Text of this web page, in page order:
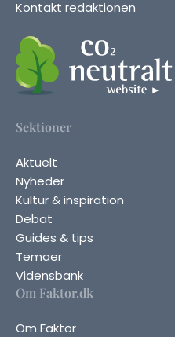
Kontakt redaktionen
Sektioner
Aktuelt
Nyheder
Kultur & inspiration
Debat
Guides & tips
Temaer
Vidensbank
Om Faktor.dk
Om Faktor